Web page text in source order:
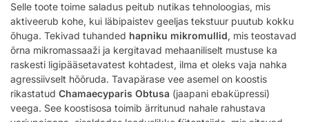
Selle toote toime saladus peitub nutikas tehnoloogias, mis
aktiveerub kohe, kui läbipaistev geeljas tekstuur puutub kokku
õhuga. Tekivad tuhanded hapniku mikromullid, mis teostavad
õrna mikromassaaži ja kergitavad mehaaniliselt mustuse ka
raskesti ligipääsetavatest kohtadest, ilma et oleks vaja nahka
agressiivselt hõõruda. Tavapärase vee asemel on koostis
rikastatud Chamaecyparis Obtusa (jaapani ebaküpressi)
veega. See koostisosa toimib ärritunud nahale rahustava